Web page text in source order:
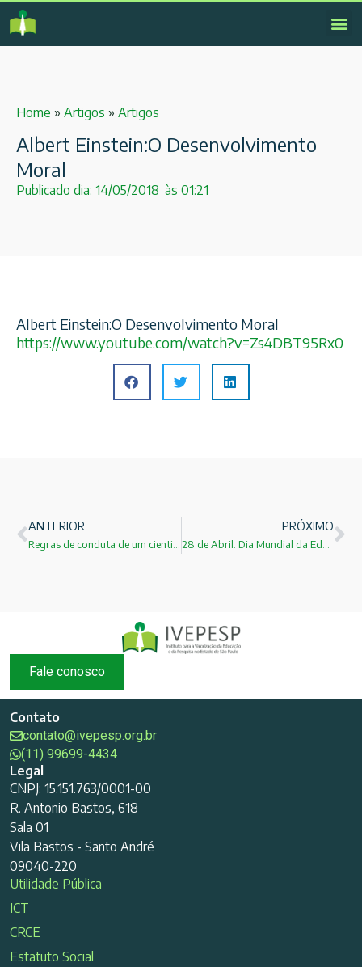
Home » Artigos » Artigos
Albert Einstein:O Desenvolvimento
Moral
Publicado dia: 14/05/2018 às 01:21
Albert Einstein:O Desenvolvimento Moral
https://www.youtube.com/watch?v=Zs4DBT95Rx0
ANTERIOR PRÓXIMO
Fale conosco
Contato
contato@ivepesp.org.br
(11) 99699-4434
Legal
CNPJ: 15.151.763/0001-00
R. Antonio Bastos, 618
Sala 01
Vila Bastos - Santo André
09040-220
Utilidade Pública
ICT
CRCE
Estatuto Social